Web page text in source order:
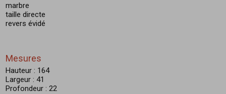
marbre
taille directe
revers évidé
Mesures
Hauteur : 164
Largeur : 41
Profondeur : 22